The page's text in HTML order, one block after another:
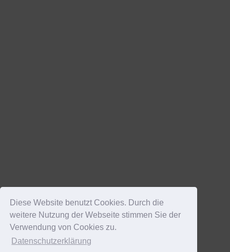
Diese Website benutzt Cookies. Durch die
weitere Nutzung der Webseite stimmen Sie der
Verwendung von Cookies zu.
Datenschutzerklärung